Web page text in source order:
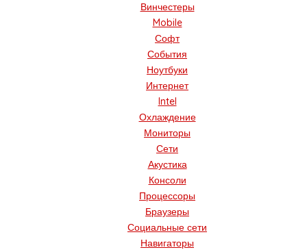
Винчестеры
Mobile
Софт
События
Ноутбуки
Интернет
Intel
Охлаждение
Мониторы
Сети
Акустика
Консоли
Процессоры
Браузеры
Социальные сети
Навигаторы